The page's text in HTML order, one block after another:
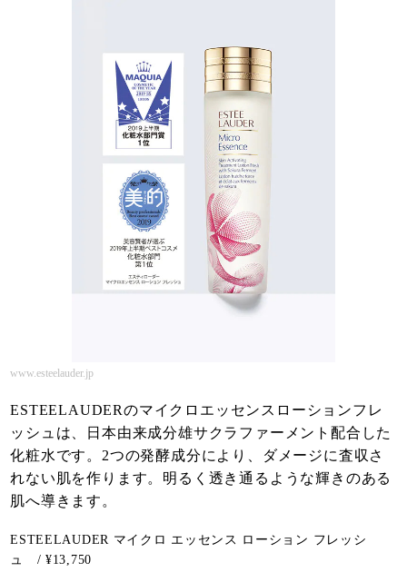
www.esteelauder.jp
ESTEELAUDERのマイクロエッセンスローションフレ
ッシュは、日本由来成分雄サクラファーメント配合した
化粧水です。2つの発酵成分により、ダメージに査収さ
れない肌を作ります。明るく透き通るような輝きのある
肌へ導きます。
ESTEELAUDER マイクロ エッセンス ローション フレッシ
ュ / ¥13,750